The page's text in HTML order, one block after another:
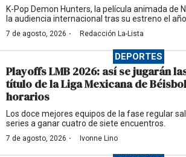
K-Pop Demon Hunters, la película animada de
la audiencia internacional tras su estreno el
7 de agosto, 2026 · Redacción La-Lista
DEPORTES
Playoffs LMB 2026: así se jugarán
título de la Liga Mexicana de
horarios
Los doce mejores equipos de la fase regular
series a ganar cuatro de siete encuentros.
7 de agosto, 2026 · Ivonne Lino